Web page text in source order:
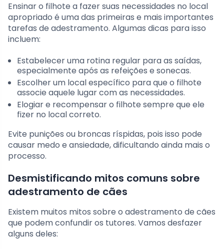
Ensinar o filhote a fazer suas necessidades no local
apropriado é uma das primeiras e mais importantes
tarefas de adestramento. Algumas dicas para isso
incluem:
Estabelecer uma rotina regular para as saídas,
especialmente após as refeições e sonecas.
Escolher um local específico para que o filhote
associe aquele lugar com as necessidades.
Elogiar e recompensar o filhote sempre que ele
fizer no local correto.
Evite punições ou broncas ríspidas, pois isso pode
causar medo e ansiedade, dificultando ainda mais o
processo.
Desmistificando mitos comuns sobre
adestramento de cães
Existem muitos mitos sobre o adestramento de cães
que podem confundir os tutores. Vamos desfazer
alguns deles: